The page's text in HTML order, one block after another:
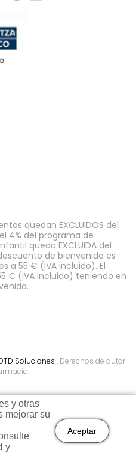
y otras
mejorar su
y
Aceptar
quedan EXCLUIDOS del
4% del programa de
queda EXCLUIDA del
de bienvenida es
a 55 € (IVA incluido). El
€ (IVA incluido) teniendo en
Soluciones . Derechos de autor
con impuestos incluidos